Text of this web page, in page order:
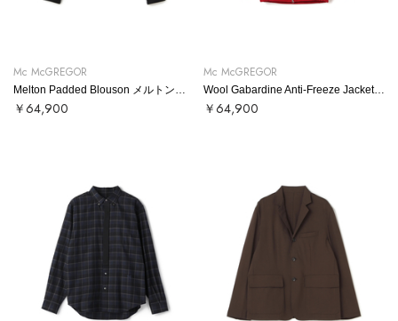
Mc McGREGOR
￥64,900
Mc McGREGOR
Wool Gabardine Anti-Freeze Jacket ウールギャバアンチフリーズ
￥64,900